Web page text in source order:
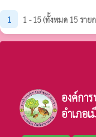
1 1 - 15 (ทั้งหมด 15 ราย
องค์กา
อำเภอ